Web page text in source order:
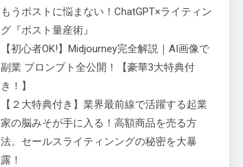
もうポストに悩まない！ChatGPT×ライティン
グ『ポスト量産術』
【初心者OK!】Midjourney完全解説｜AI画像で
副業 プロンプト全公開！【豪華3大特典付
き！】
【２大特典付き】業界最前線で活躍する起業
家の脳みそが手に入る！高額商品を売る方
法。セールスライティンングの秘密を大暴
露！